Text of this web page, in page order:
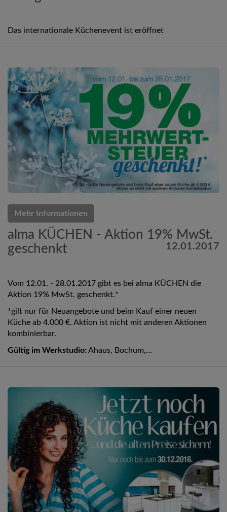
Das internationale Küchenevent ist eröffnet
Mehr Informationen
alma KÜCHEN - Aktion 19% MwSt.
geschenkt
12.01.2017
Vom 12.01. - 28.01.2017 gibt es bei alma KÜCHEN die
Aktion 19% MwSt. geschenkt.*
*gilt nur für Neuangebote und beim Kauf einer neuen
Küche ab 4.000 €. Aktion ist nicht mit anderen Aktionen
kombinierbar.
Gültig im Werkstudio: Ahaus, Bochum,...